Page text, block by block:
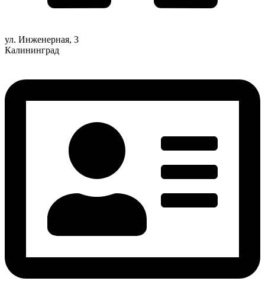
ул. Инженерная, 3
Калининград